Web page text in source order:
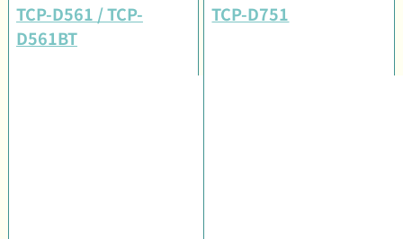
TCP-D561 / TCP-
D561BT
TCP-D751